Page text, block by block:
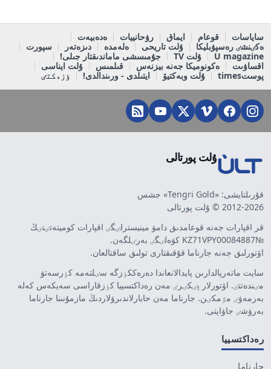
ساياسات قوعام ايماق رۋحانييات
ەدەبيەت
ەكٸنشٸ رەسپۋبليكا
ۇلت تاريحى ەلەمدە دىزەتەر
سپورت
U magazine
ۇلت TV
جۇمىسشى ماماندىقتار جىلى!
اقساۋىت
ەكونوميكا جەنە بيزنەس قىلمىس
ۇلت ايناسى
پوستtimes
ۇلت وبەكتيۆ ايتىلدى - ورىندالدى! ٶزەكتٸ
ۇلت پورتالى
قۇرىلتايشى: «Tengri Gold» جشس
2012-2026 © ۇلت پورتالى
قر اقپارات جەنە قوعامدىق دامۋ مينيسترلٸگٸ اقپارات كوميتەتٸنٸڭ
№KZ71VPY00084887 كۋەلٸگٸ بەرٸلگەن.
اۆتورلىق جەنە جارناما قۇقىقتارى تولىق ساقتالعان.
سايت ماتەريالدارىن پايدالانعاندا دەرەككٶزگە سٸلتەمە كٶرسەتۋ
مٸندەتتٸ. اۆتورلار پٸكٸرٸ مەن رەداكتسييا كٶزقاراسى سەيكەس كەلە
بەرمەۋٸ مٷمكٸن. جارناما مەن حابارلاندىرۋلاردىڭ مازمۇنىنا جارناما
بەرۋشٸ جاۋاپتى.
رەداكتسييا
جارناما